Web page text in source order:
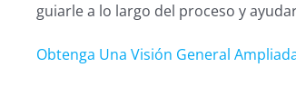
guiarle a lo largo del proceso y
Obtenga Una Visión General